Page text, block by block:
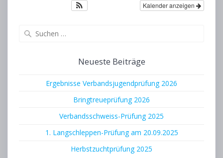
Kalender anzeigen
Neueste Beiträge
Ergebnisse Verbandsjugendprüfung 2026
Bringtreueprüfung 2026
Verbandsschweiss-Prüfung 2025
1. Langschleppen-Prüfung am 20.09.2025
Herbstzuchtprüfung 2025